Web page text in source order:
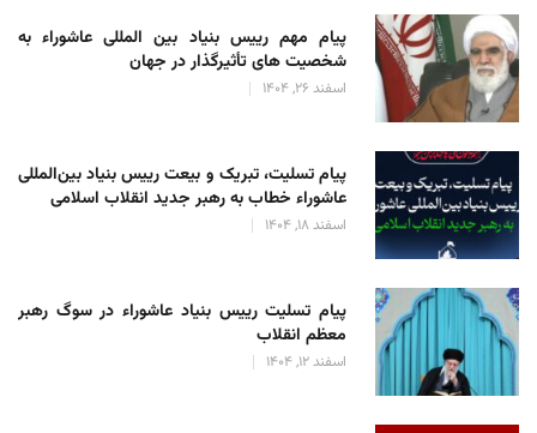
پیام مهم رییس بنیاد بین المللی عاشوراء به
شخصیت های تأثیرگذار در جهان
اسفند 26, 1404
پیام تسلیت، تبریک و بیعت رییس بنیاد بین‌المللی
عاشوراء خطاب به رهبر جدید انقلاب اسلامی
اسفند 18, 1404
پیام تسلیت رییس بنیاد عاشوراء در سوگ رهبر
معظم انقلاب
اسفند 12, 1404